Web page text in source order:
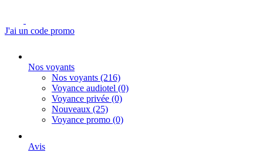
J'ai un code promo
Nos voyants
Nos voyants (216)
Voyance audiotel (0)
Voyance privée (0)
Nouveaux (25)
Voyance promo (0)
Avis